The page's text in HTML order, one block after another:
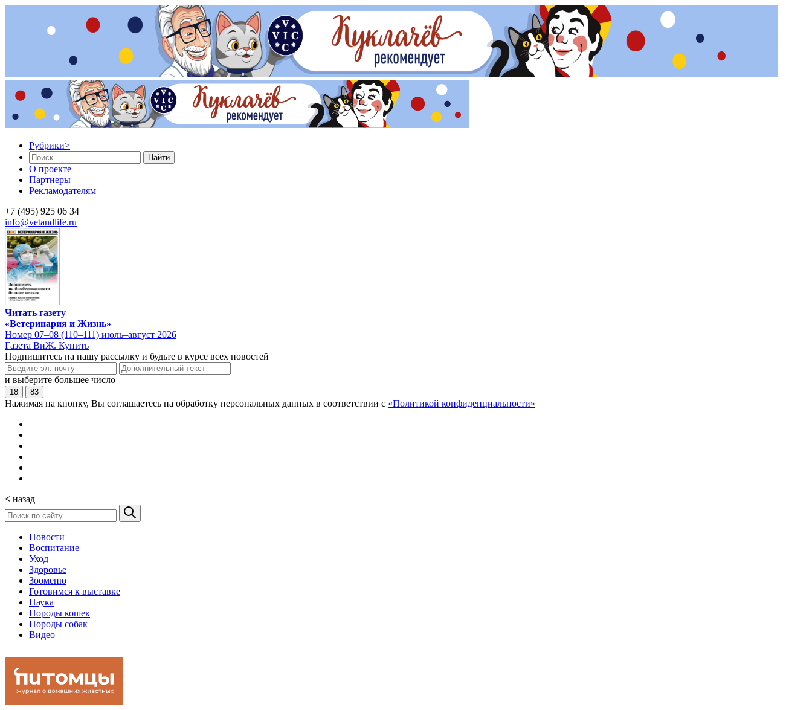
Рубрики>
Найти
О проекте
Партнеры
Рекламодателям
+7 (495) 925 06 34
info@vetandlife.ru
Читать газету
«Ветеринария и Жизнь»
Номер 07–08 (110–111) июль–август 2026
Газета ВиЖ. Купить
Подпишитесь на нашу рассылку и будьте в курсе всех новостей
и выберите большее число
18 83
Нажимая на кнопку, Вы соглашаетесь на обработку персональных данных в соответствии с «Политикой конфиденциальности»
< назад
Новости
Воспитание
Уход
Здоровье
Зооменю
Готовимся к выставке
Наука
Породы кошек
Породы собак
Видео